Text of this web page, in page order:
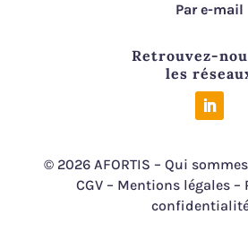
Par e-mail
Retrouvez-
les
© 2026 AFORTIS – Qui
CGV – Mentions légales –